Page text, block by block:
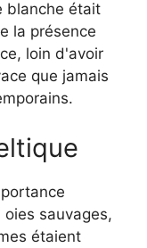
blanche était
la présence
loin d'avoir
que jamais
sauvages,
étaient